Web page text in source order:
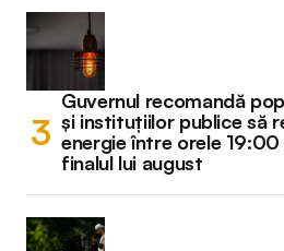
Guvernul recomandă
și instituțiilor publice să
energie între orele
finalul lui august